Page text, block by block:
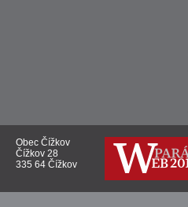
Obec Čížkov
Čížkov 28
335 64 Čížkov